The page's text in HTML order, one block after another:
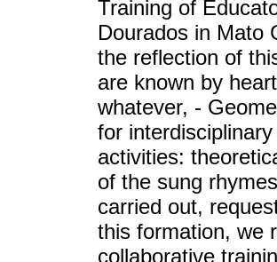
Training of
Dourados in Mato
the reflection of
are known by
whatever, -
for
activities:
of the sung
carried out,
this formation, we
collaborative